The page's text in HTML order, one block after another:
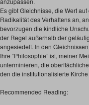
Es gibt Gleichnisse, die Wert
Radikalität des Verhaltens an,
bevorzugen die kindliche
der Regel außerhalb der
angesiedelt. In den
Ihre “Philosophie” ist, meiner
unterminieren, die
den die institutionalisierte
Recommended Reading: